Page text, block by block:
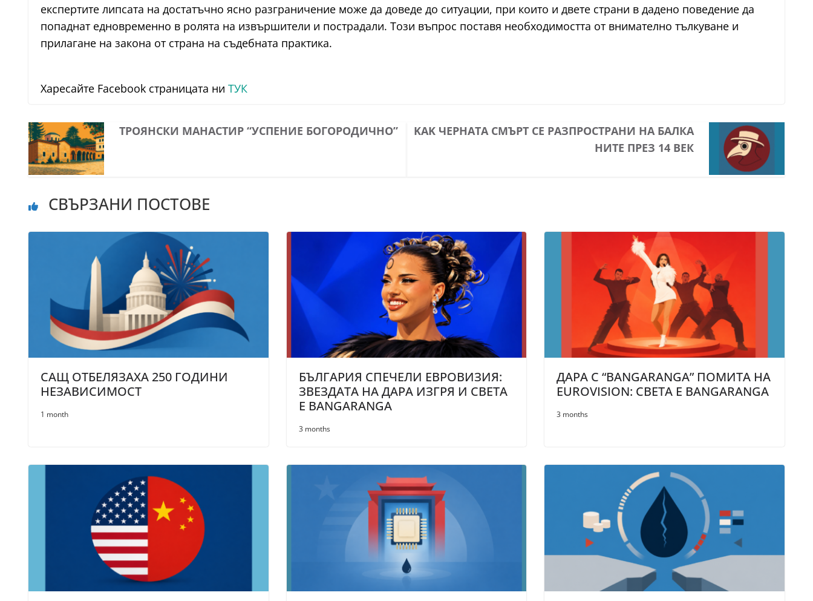
експертите липсата на достатъчно ясно разграничение може да доведе до ситуации, при които и двете страни в дадено поведение да
попаднат едновременно в ролята на извършители и пострадали. Този въпрос поставя необходимостта от внимателно тълкуване и
прилагане на закона от страна на съдебната практика.
Харесайте Facebook страницата ни ТУК
ТРОЯНСКИ МАНАСТИР “УСПЕНИЕ БОГОРОДИЧНО”
KAK ЧЕРНАТА СМЪРТ СЕ РАЗПРОСТРАНИ НА БАЛКА
НИТЕ ПРЕЗ 14 ВЕК
СВЪРЗАНИ ПОСТОВЕ
САЩ ОТБЕЛЯЗАХА 250 ГОДИНИ
НЕЗАВИСИМОСТ
1 month
БЪЛГАРИЯ СПЕЧЕЛИ ЕВРОВИЗИЯ:
ЗВЕЗДАТА НА ДАРА ИЗГРЯ И СВЕТА
Е BANGARANGA
3 months
ДАРА С “BANGARANGA” ПОМИТА НА
EUROVISION: СВЕТА Е BANGARANGA
3 months